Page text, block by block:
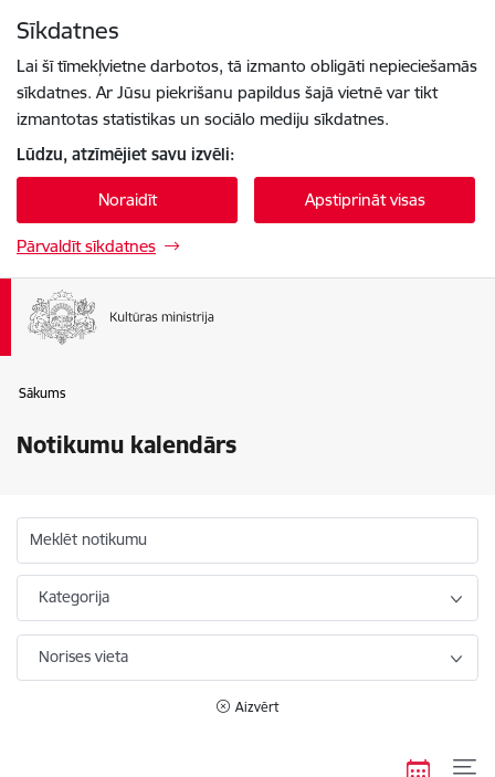
Sīkdatnes
Lai šī tīmekļvietne darbotos, tā izmanto obligāti nepieciešamās
sīkdatnes. Ar Jūsu piekrišanu papildus šajā vietnē var tikt
izmantotas statistikas un sociālo mediju sīkdatnes.
Lūdzu, atzīmējiet savu izvēli:
Noraidīt Apstiprināt visas
Pārvaldīt sīkdatnes
Sākums
Notikumu kalendārs
Meklēt notikumu
Kategorija
Norises vieta
Aizvērt